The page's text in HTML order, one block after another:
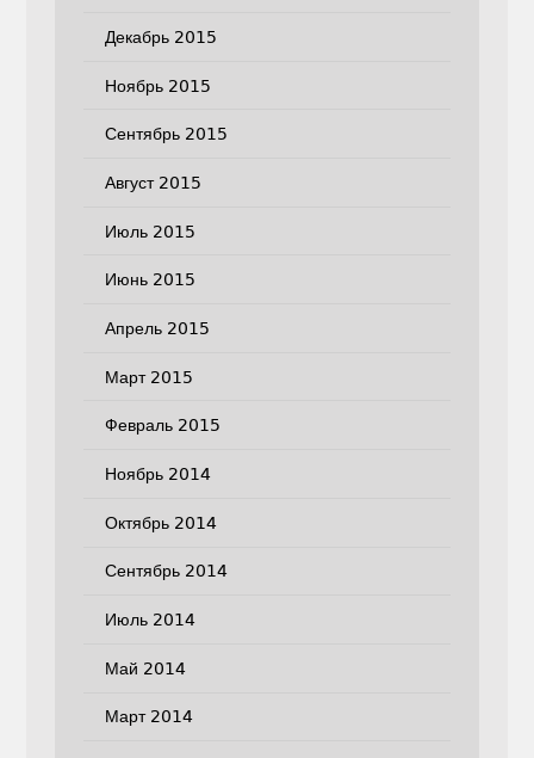
Декабрь 2015
Ноябрь 2015
Сентябрь 2015
Август 2015
Июль 2015
Июнь 2015
Апрель 2015
Март 2015
Февраль 2015
Ноябрь 2014
Октябрь 2014
Сентябрь 2014
Июль 2014
Май 2014
Март 2014